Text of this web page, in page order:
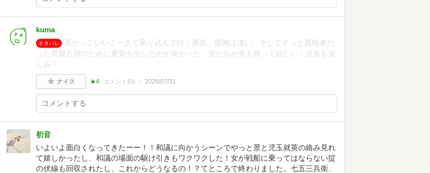
kuma
ネタバレ
景かっこいい！一人で乗り込んで行く勇気、度胸は凄い。そしてずっと臆病者だ
った景親も姉のために勇気を出したのが良かった。兄たちが景を救って欲しい！次巻も楽
しみ！
ナイス ★4 コメント(0) 2026/07/31
初音
いよいよ面白くなってきたーー！！和議に向かうシーンでやっと景と児玉就英の絡み見れ
て嬉しかったし、和議の場面の駆け引きもワクワクした！女が戦船に乗ってはならない掟
の伏線も回収されたし、これからどうなるの！？てところで終わりました。七五三兵衛、